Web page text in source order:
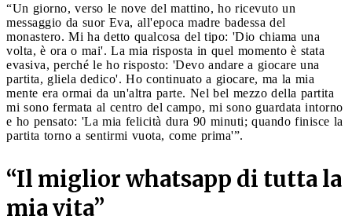
“Un giorno, verso le nove del mattino, ho ricevuto un
messaggio da suor Eva, all'epoca madre badessa del
monastero. Mi ha detto qualcosa del tipo: 'Dio chiama una
volta, è ora o mai'. La mia risposta in quel momento è stata
evasiva, perché le ho risposto: 'Devo andare a giocare una
partita, gliela dedico'. Ho continuato a giocare, ma la mia
mente era ormai da un'altra parte. Nel bel mezzo della partita
mi sono fermata al centro del campo, mi sono guardata intorno
e ho pensato: 'La mia felicità dura 90 minuti; quando finisce la
partita torno a sentirmi vuota, come prima'”.
“Il miglior whatsapp di tutta la
mia vita”